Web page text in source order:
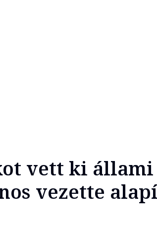
vett ki állami
vezette